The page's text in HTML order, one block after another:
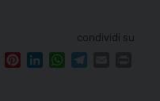
condividi su
TwitterPinterestLinkedInWhatsApp